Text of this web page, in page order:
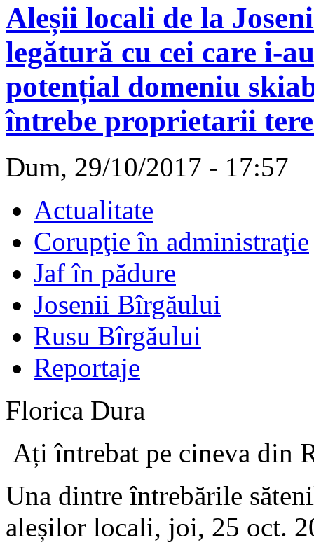
Aleșii locali de la
legătură cu cei care i-
potențial domeniu
întrebe proprietarii
Dum, 29/10/2017 - 17:57
Actualitate
Corupţie în administraţie
Jaf în pădure
Josenii Bîrgăului
Rusu Bîrgăului
Reportaje
Florica Dura
Ați întrebat pe cineva din
Una dintre întrebările
aleșilor locali, joi, 25 oct.